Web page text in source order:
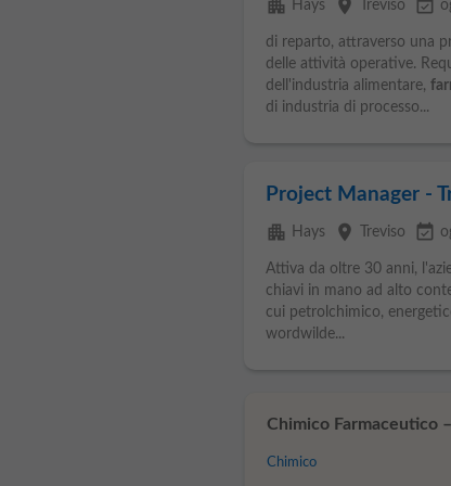
apartment Hays place Treviso event_available
di reparto, attraverso una
delle attività operative.
dell'industria alimentare,
di industria di processo...
Project Manager -
apartment Hays place Treviso event_available
Attiva da oltre 30 anni,
chiavi in mano ad alto
cui petrolchimico,
wordwilde...
Chimico Farmaceutico
Chimico